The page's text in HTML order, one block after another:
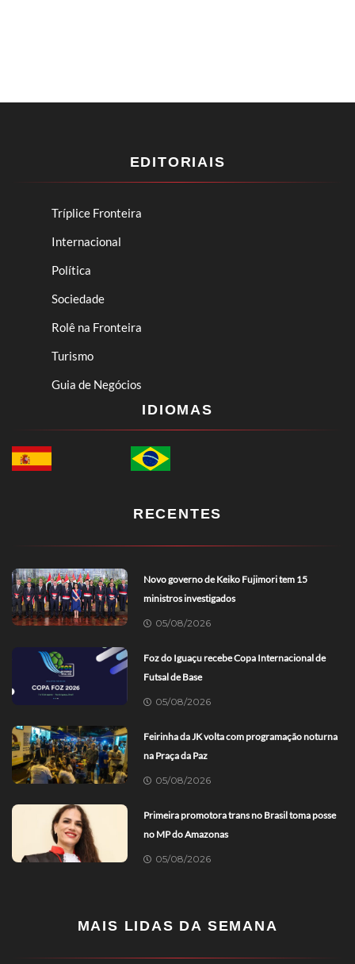
EDITORIAIS
Tríplice Fronteira
Internacional
Política
Sociedade
Rolê na Fronteira
Turismo
Guia de Negócios
IDIOMAS
RECENTES
Novo governo de Keiko Fujimori tem 15
ministros investigados
05/08/2026
Foz do Iguaçu recebe Copa Internacional de
Futsal de Base
05/08/2026
Feirinha da JK volta com programação noturna
na Praça da Paz
05/08/2026
Primeira promotora trans no Brasil toma posse
no MP do Amazonas
05/08/2026
MAIS LIDAS DA SEMANA